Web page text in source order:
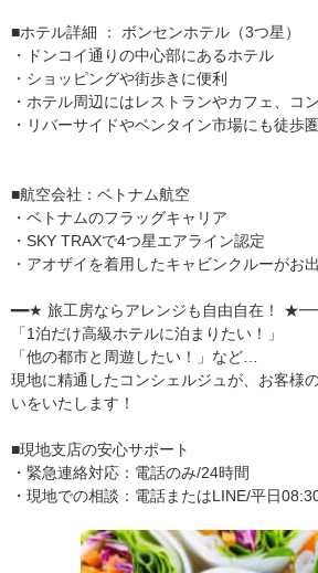
■ホテル詳細 ： ボンセンホテル（3つ星）
・ドンコイ通りの中心部にあるホテル
・ショッピングや街歩きに便利
・ホテル周辺にはレストランやカフェ、コ
・リバーサイドやベンタイン市場にも徒歩
■航空会社：ベトナム航空
・ベトナムのフラッグキャリア
・SKY TRAXで4つ星エアライン認定
・アオザイを着用したキャビンクルーがお
━━★ 旅工房ならアレンジも自由自在！
「1泊だけ高級ホテルに泊まりたい！」
「他の都市と周遊したい！」など…
現地に精通したコンシェルジュが、お客様
いをいたします！
■現地支店の安心サポート
・緊急連絡対応：電話のみ/24時間
・現地での相談：電話またはLINE/平日